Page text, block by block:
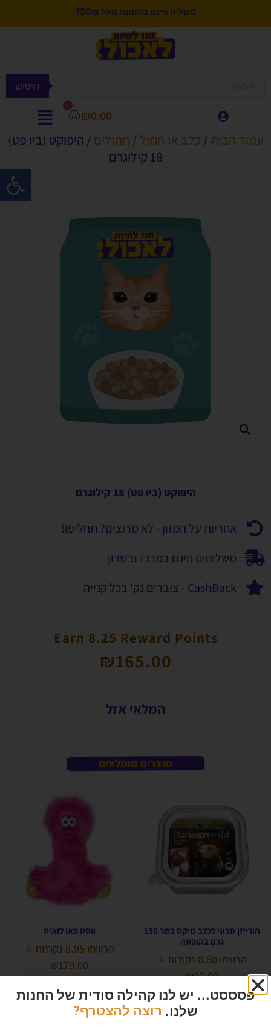
פתח
משלוח חינם בהזמנה מעל 150₪
חיפוש
₪0.00
0
עמוד הבית / כלב או חתול / חתולים / היפוקט (ביו פט)
18 קילוגרם
היפוקט (ביו פט) 18 קילוגרם
אחריות על המזון - לא מרוצים? תחליפו!
משלוחים חינם במרכז ובשרון
CashBack - צוברים נק' בכל קנייה
Earn 8.25 Reward Points
₪165.00
המלאי אזל
מוצרים מומלצים
הורייזן טבעי לכלב מיקס בשר 150
גרם בקופסה
הרוויחו 0.60 נקודות ⭐
₪12.00
הוספה לסל
ווסט פאו לואיס
הרוויחו 8.95 נקודות ⭐
₪179.00
אזל המלאי
פסססט... יש לנו קהילה סודית של החנות
שלנו. רוצה להצטרף?